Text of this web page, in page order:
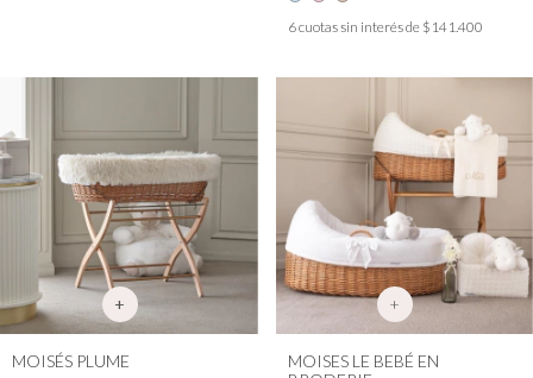
6cuotas sin interés de $141.400
MOISÉS PLUME
+
MOISES LE BEBÉ EN